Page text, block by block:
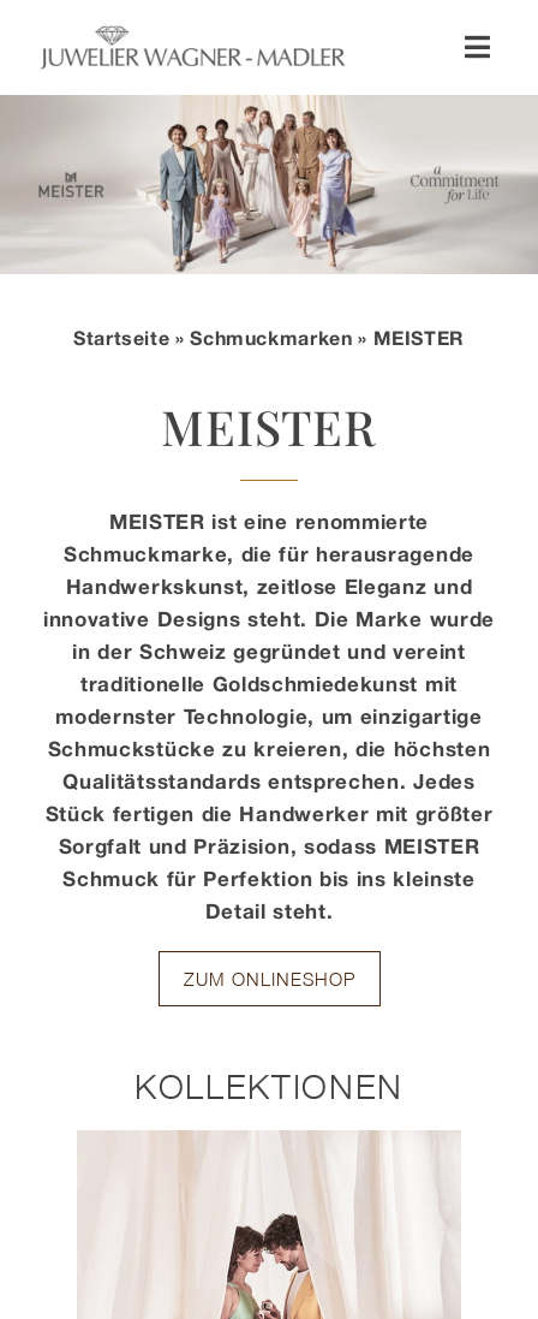
springen
Uhren
Schmuck
Wellendorff
Service & Leistungen
Kontakt
Startseite »Schmuckmarken » MEISTER
MEISTER
MEISTER ist eine renommierte
Schmuckmarke, die für herausragende
Handwerkskunst, zeitlose Eleganz und
innovative Designs steht. Die Marke wurde
in der Schweiz gegründet und vereint
traditionelle Goldschmiedekunst mit
modernster Technologie, um einzigartige
Schmuckstücke zu kreieren, die höchsten
Qualitätsstandards entsprechen. Jedes
Stück fertigen die Handwerker mit größter
Sorgfalt und Präzision, sodass MEISTER
Schmuck für Perfektion bis ins kleinste
Detail steht.
ZUM ONLINESHOP
KOLLEKTIONEN